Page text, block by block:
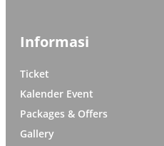
Informasi
Ticket
Kalender Event
Packages & Offers
Gallery